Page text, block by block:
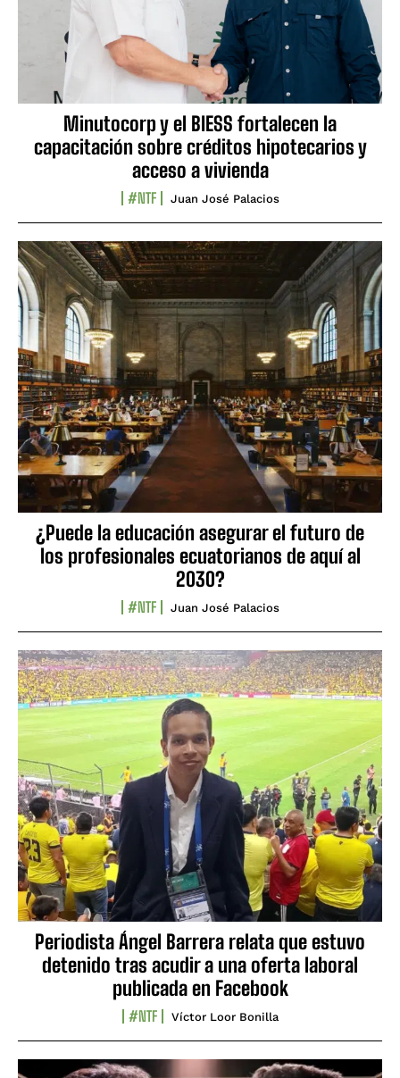
Minutocorp y el BIESS fortalecen la
capacitación sobre créditos hipotecarios y
acceso a vivienda
#NTF Juan José Palacios
¿Puede la educación asegurar el futuro de
los profesionales ecuatorianos de aquí al
2030?
#NTF Juan José Palacios
Periodista Ángel Barrera relata que estuvo
detenido tras acudir a una oferta laboral
publicada en Facebook
#NTF Víctor Loor Bonilla